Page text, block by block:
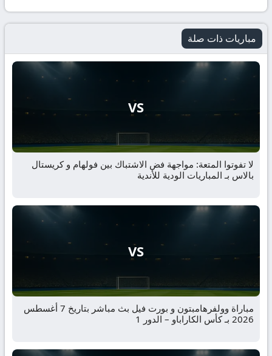
مباريات ذات صلة
VS
لا تفوتوا المتعة: مواجهة فض الاشتباك بين فولهام و كريستال
بالاس بـ المباريات الودية للأندية
VS
مباراة وولفرهامبتون و بورت فيل بث مباشر بتاريخ 7 أغسطس
2026 بـ كأس الكاراباو – الدور 1